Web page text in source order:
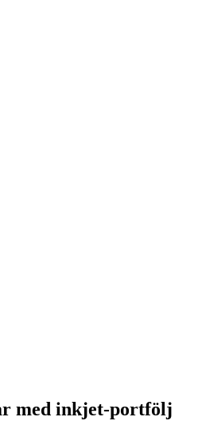
med inkjet-portfölj